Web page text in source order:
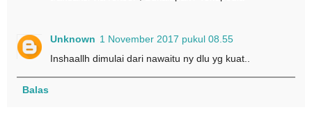
Unknown 1 November 2017 pukul 08.55
Inshaallh dimulai dari nawaitu ny dlu yg kuat..
Balas